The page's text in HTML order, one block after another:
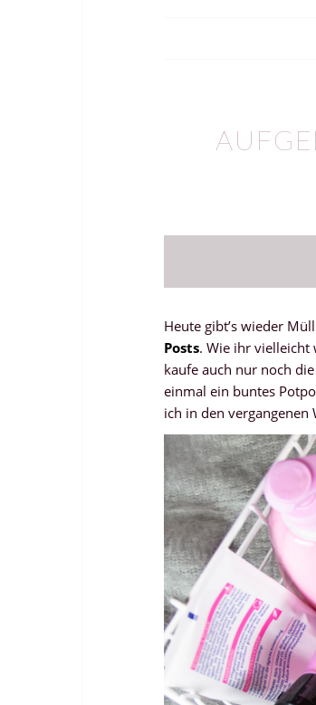
Heute gibt’s wieder
Posts. Wie ihr vielleicht
kaufe auch nur noch
einmal ein buntes
ich in den vergangenen